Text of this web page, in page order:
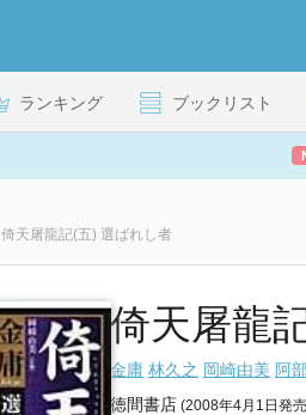
ランキング ブックリスト
倚天屠龍記(五) 選ばれし者
倚天屠龍
金庸 林久之 岡崎由美 阿
徳間書店 (2008年4月1日発